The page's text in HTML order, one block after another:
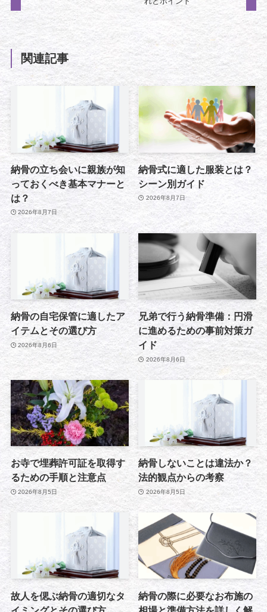
関連記事
納骨の立ち会いに親族が知
っておくべき基本マナーと
は？
2026年8月7日
納骨式に適した服装とは？
シーン別ガイド
2026年8月7日
納骨の自宅保管に適したア
イテムとその選び方
2026年8月6日
兄弟で行う納骨準備：円滑
に進めるための事前対策ガ
イド
2026年8月6日
お寺で埋葬許可証を取得す
るための手順と注意点
2026年8月5日
納骨しないことは違法か？
法的観点からの考察
2026年8月5日
故人を偲ぶ納骨の適切なタ
納骨の際に必要なお布施の